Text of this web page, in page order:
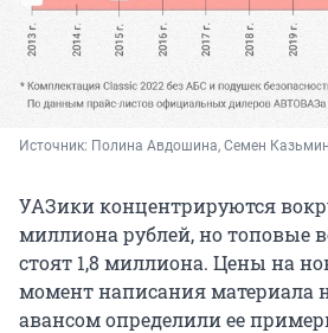
Источник: Полина Авдошина, Семен
УАЗики концентрируются
миллиона рублей, но топовые
стоят 1,8 миллиона. Цены на
момент написания материала
авансом определили ее